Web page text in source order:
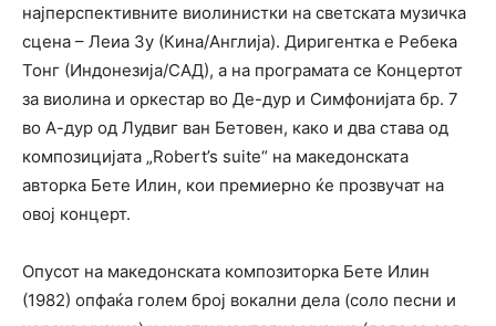
најперспективните виолинистки на светската музичка
сцена – Леиа Зу (Кина/Англија). Диригентка е Ребека
Тонг (Индонезија/САД), а на програмата се Концертот
за виолина и оркестар во Де-дур и Симфонијата бр. 7
во А-дур од Лудвиг ван Бетовен, како и два става од
композицијата „Robert’s suite“ на македонската
авторка Бете Илин, кои премиерно ќе прозвучат на
овој концерт.
Опусот на македонската композиторка Бете Илин
(1982) опфаќа голем број вокални дела (соло песни и